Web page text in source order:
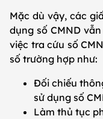
Mặc dù vậy, các
dụng số CMND
việc tra cứu số
số trường hợp như:
Đối chiếu
sử dụng số
Làm thủ tục